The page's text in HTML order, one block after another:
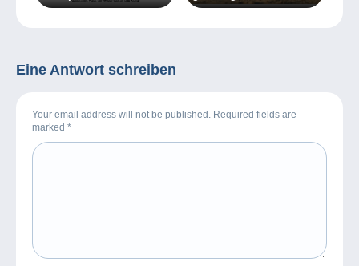
AeroBerlin 2019 teil!
Eine Antwort schreiben
Your email address will not be published. Required fields are
marked *